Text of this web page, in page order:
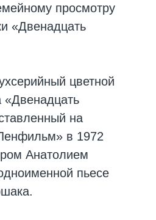
просмотру
«Двенадцать
цветной
«Двенадцать
на
в 1972
Анатолием
пьесе